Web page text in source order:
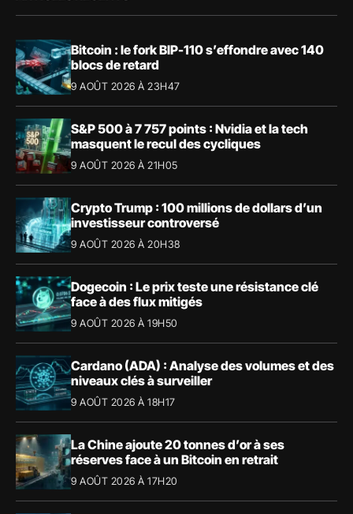
Bitcoin : le fork BIP-110 s’effondre avec 140
blocs de retard
9 AOÛT 2026 À 23H47
S&P 500 à 7 757 points : Nvidia et la tech
masquent le recul des cycliques
9 AOÛT 2026 À 21H05
Crypto Trump : 100 millions de dollars d’un
investisseur controversé
9 AOÛT 2026 À 20H38
Dogecoin : Le prix teste une résistance clé
face à des flux mitigés
9 AOÛT 2026 À 19H50
Cardano (ADA) : Analyse des volumes et des
niveaux clés à surveiller
9 AOÛT 2026 À 18H17
La Chine ajoute 20 tonnes d’or à ses
réserves face à un Bitcoin en retrait
9 AOÛT 2026 À 17H20